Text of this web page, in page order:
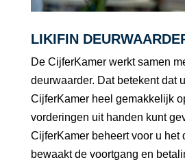
LIKIFIN
De CijferKamer werkt samen
deurwaarder. Dat betekent dat
CijferKamer heel gemakkelijk
vorderingen uit handen kunt
CijferKamer beheert voor u het
bewaakt de voortgang en